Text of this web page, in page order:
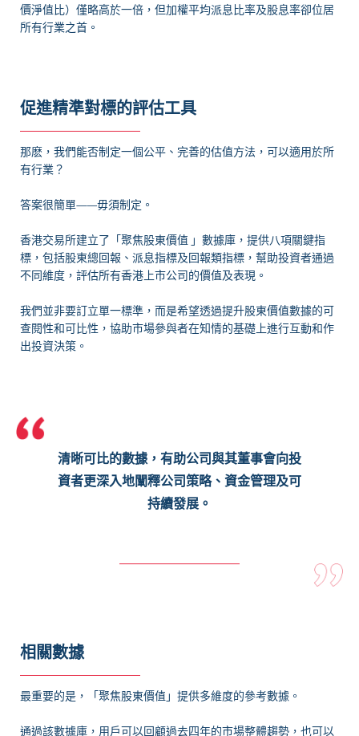
價淨值比）僅略高於一倍，但加權平均派息比率及股息率卻位居
所有行業之首。
促進精準對標的評估工具
那麽，我們能否制定一個公平、完善的估值方法，可以適用於所
有行業？
答案很簡單——毋須制定。
香港交易所建立了「聚焦股東價值 」數據庫，提供八項關鍵指
標，包括股東總回報、派息指標及回報類指標，幫助投資者通過
不同維度，評估所有香港上市公司的價值及表現。
我們並非要訂立單一標準，而是希望透過提升股東價值數據的可
查閱性和可比性，協助市場參與者在知情的基礎上進行互動和作
出投資決策。
清晰可比的數據，有助公司與其董事會向投
資者更深入地闡釋公司策略、資金管理及可
持續發展。
相關數據
最重要的是，「聚焦股東價值」提供多維度的參考數據。
通過該數據庫，用戶可以回顧過去四年的市場整體趨勢，也可以